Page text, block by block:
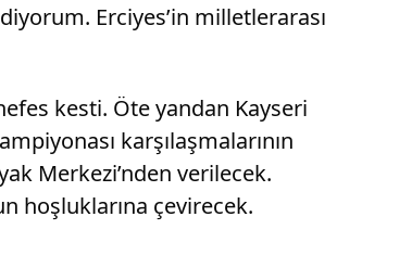
Erciyes’in milletlerarası
kesti. Öte yandan Kayseri
karşılaşmalarının
Merkezi’nden verilecek.
hoşluklarına çevirecek.